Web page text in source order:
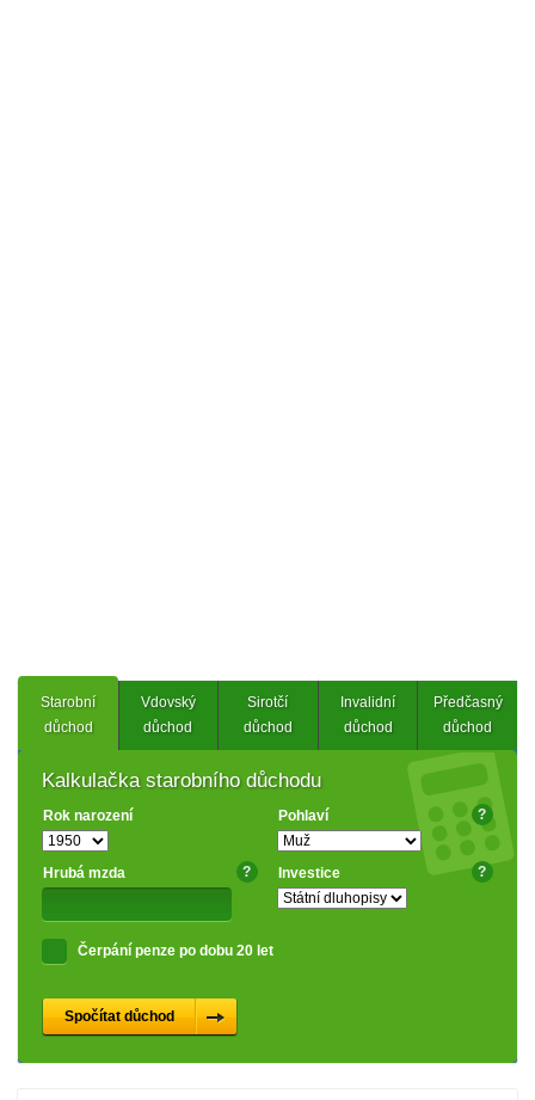
Starobní
důchod
Vdovský
důchod
Sirotčí
důchod
Invalidní
důchod
Předčasný
důchod
Kalkulačka starobního důchodu
Rok narození Pohlaví ?
Hrubá mzda ? Investice ?
Čerpání penze po dobu 20 let